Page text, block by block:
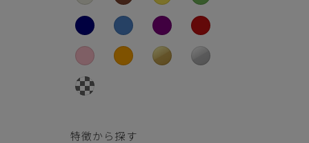
特徴から探す